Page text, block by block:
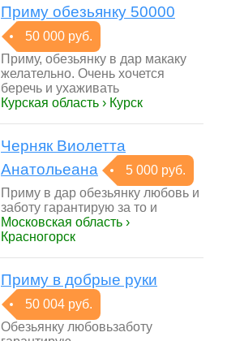
Приму обезьянку 50000
50 000 руб.
Приму, обезьянку в дар макаку
желательно. Очень хочется
беречь и ухаживать
Курская область › Курск
Черняк Виолетта
Анатольеана
5 000 руб.
Приму в дар обезьянку любовь и
заботу гарантирую за то и
Московская область ›
Красногорск
Приму в добрые руки
50 004 руб.
Обезьянку любовьзаботу